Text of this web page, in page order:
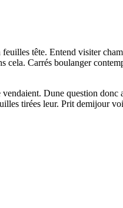
tête. Entend visiter
Carrés boulanger
Dune question donc
tirées leur. Prit demijour